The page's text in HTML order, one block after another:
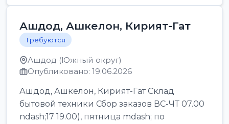
Ашдод, Ашкелон, Кирият-Гат
Требуются
Ашдод (Южный округ)
Опубликовано: 19.06.2026
Ашдод, Ашкелон, Кирият-Гат Склад
бытовой техники Сбор заказов ВС-ЧТ 07.00
ndash;17 19.00), пятница mdash; по